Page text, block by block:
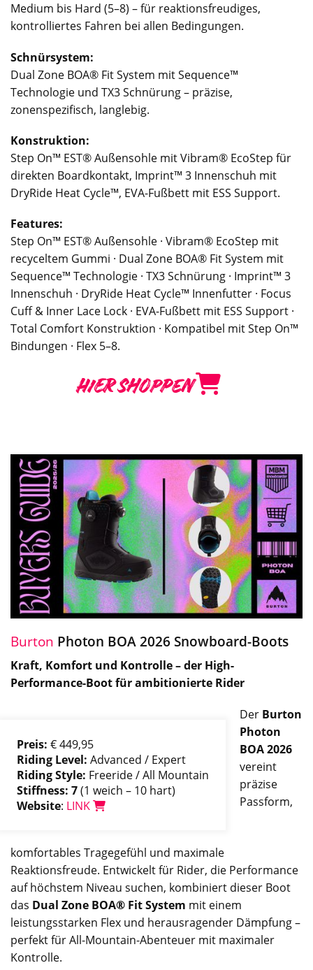
Medium bis Hard (5–8) – für reaktionsfreudiges,
kontrolliertes Fahren bei allen Bedingungen.
Schnürsystem:
Dual Zone BOA® Fit System mit Sequence™
Technologie und TX3 Schnürung – präzise,
zonenspezifisch, langlebig.
Konstruktion:
Step On™ EST® Außensohle mit Vibram® EcoStep für
direkten Boardkontakt, Imprint™ 3 Innenschuh mit
DryRide Heat Cycle™, EVA-Fußbett mit ESS Support.
Features:
Step On™ EST® Außensohle · Vibram® EcoStep mit
recyceltem Gummi · Dual Zone BOA® Fit System mit
Sequence™ Technologie · TX3 Schnürung · Imprint™ 3
Innenschuh · DryRide Heat Cycle™ Innenfutter · Focus
Cuff & Inner Lace Lock · EVA-Fußbett mit ESS Support ·
Total Comfort Konstruktion · Kompatibel mit Step On™
Bindungen · Flex 5–8.
HIER SHOPPEN
Burton Photon BOA 2026 Snowboard-Boots
Kraft, Komfort und Kontrolle – der High-
Performance-Boot für ambitionierte Rider
Preis: € 449,95
Riding Level: Advanced / Expert
Riding Style: Freeride / All Mountain
Stiffness: 7(1 weich – 10 hart)
Website: LINK
Der Burton
Photon
BOA 2026
vereint
präzise
Passform,
komfortables Tragegefühl und maximale
Reaktionsfreude. Entwickelt für Rider, die Performance
auf höchstem Niveau suchen, kombiniert dieser Boot
das Dual Zone BOA® Fit System mit einem
leistungsstarken Flex und herausragender Dämpfung –
perfekt für All-Mountain-Abenteuer mit maximaler
Kontrolle.